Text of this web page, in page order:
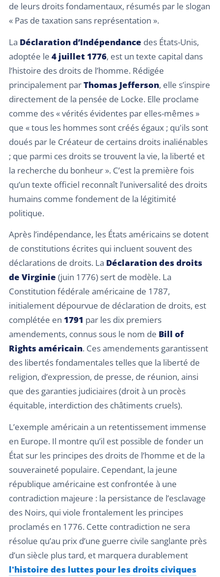
de leurs droits fondamentaux, résumés par le slogan
« Pas de taxation sans représentation ».
La Déclaration d’Indépendance des États-Unis,
adoptée le 4 juillet 1776, est un texte capital dans
l’histoire des droits de l’homme. Rédigée
principalement parThomas Jefferson, elle s’inspire
directement de la pensée de Locke. Elle proclame
comme des « vérités évidentes par elles-mêmes »
que « tous les hommes sont créés égaux ; qu'ils sont
doués par le Créateur de certains droits inaliénables
; que parmi ces droits se trouvent la vie, la liberté et
la recherche du bonheur ». C’est la première fois
qu’un texte officiel reconnaît l’universalité des droits
humains comme fondement de la légitimité
politique.
Après l’indépendance, les États américains se dotent
de constitutions écrites qui incluent souvent des
déclarations de droits. La Déclaration des droits
de Virginie (juin 1776) sert de modèle. La
Constitution fédérale américaine de 1787,
initialement dépourvue de déclaration de droits, est
complétée en 1791 par les dix premiers
amendements, connus sous le nom de Bill of
Rights américain. Ces amendements garantissent
des libertés fondamentales telles que la liberté de
religion, d’expression, de presse, de réunion, ainsi
que des garanties judiciaires (droit à un procès
équitable, interdiction des châtiments cruels).
L’exemple américain a un retentissement immense
en Europe. Il montre qu’il est possible de fonder un
État sur les principes des droits de l’homme et de la
souveraineté populaire. Cependant, la jeune
république américaine est confrontée à une
contradiction majeure : la persistance de l’esclavage
des Noirs, qui viole frontalement les principes
proclamés en 1776. Cette contradiction ne sera
résolue qu’au prix d’une guerre civile sanglante près
d’un siècle plus tard, et marquera durablement
l'histoire des luttes pour les droits civiques